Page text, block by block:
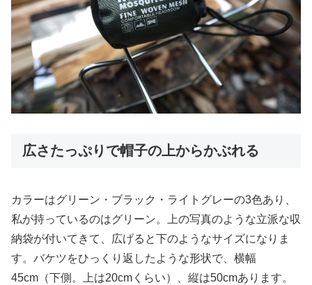
広さたっぷりで帽子の上からかぶれる
カラーはグリーン・ブラック・ライトグレーの3色あり、
私が持っているのはグリーン。上の写真のような立派な収
納袋が付いてきて、広げると下のようなサイズになりま
す。バケツをひっくり返したような形状で、横幅
45cm（下側。上は20cmくらい）、縦は50cmあります。